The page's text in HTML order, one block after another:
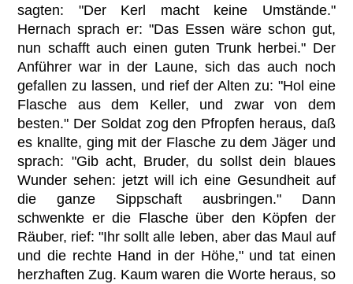
sagten: "Der Kerl macht keine Umstände."
Hernach sprach er: "Das Essen wäre schon gut,
nun schafft auch einen guten Trunk herbei." Der
Anführer war in der Laune, sich das auch noch
gefallen zu lassen, und rief der Alten zu: "Hol eine
Flasche aus dem Keller, und zwar von dem
besten." Der Soldat zog den Pfropfen heraus, daß
es knallte, ging mit der Flasche zu dem Jäger und
sprach: "Gib acht, Bruder, du sollst dein blaues
Wunder sehen: jetzt will ich eine Gesundheit auf
die ganze Sippschaft ausbringen." Dann
schwenkte er die Flasche über den Köpfen der
Räuber, rief: "Ihr sollt alle leben, aber das Maul auf
und die rechte Hand in der Höhe," und tat einen
herzhaften Zug. Kaum waren die Worte heraus, so